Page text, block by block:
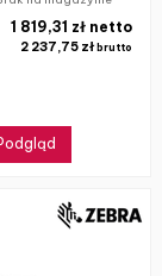
2 237,75 złbrutto
1 819,31 zł netto